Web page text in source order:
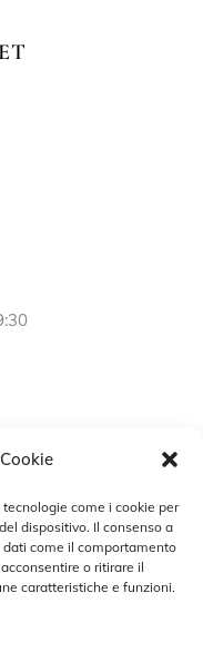
come i cookie per
dispositivo. Il consenso a
come il comportamento
o ritirare il
caratteristiche e funzioni.